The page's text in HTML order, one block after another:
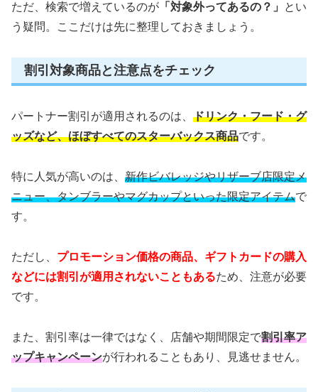
ただ、検索で増えているのが 「対象外ってあるの？」
とい
う疑問。ここだけは先に整理しておきましょう。
割引対象商品と注意点をチェック
パートナー割引が適用されるのは、 ドリンク・フード・グ
ッズなど、ほぼすべてのスターバックス商品です。
特に人気が高いのは、 新作ビバレッジやリザーブ店限定メ
ニュー、タンブラーやマグカップといった限定アイテムで
す。
ただし、 プロモーション価格の商品、ギフトカードの購入
などには割引が適用されないこともあるため、注意が必要
です。
また、割引率は一律ではなく、店舗や期間限定で割引率ア
ップキャンペーンが行われることもあり、見逃せません。